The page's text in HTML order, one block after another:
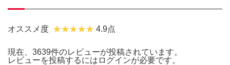
オススメ度 4.9点
現在、3639件のレビューが投稿されています。
レビューを投稿するには ログインが必要です。